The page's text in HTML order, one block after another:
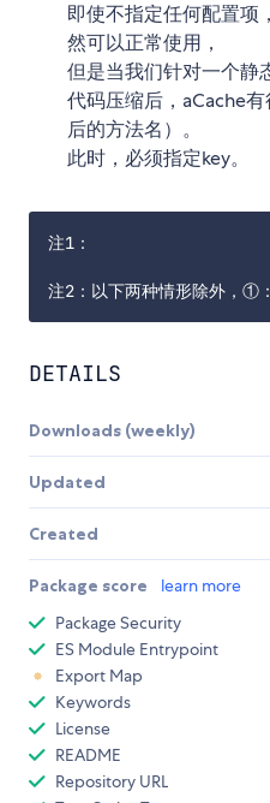
即使不指定任何配置项
然可以正常使用，
但是当我们针对一个静
代码压缩后，aCache
后的方法名）。
此时，必须指定key。
注1：
DETAILS
Downloads (weekly)
Updated
Created
Package score learn more
Package Security
ES Module Entrypoint
Export Map
Keywords
License
README
Repository URL